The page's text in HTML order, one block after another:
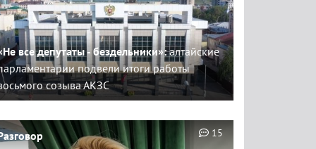
все депутаты - бездельники»:алтайские
подвели итоги работы
созыва АКЗС
15